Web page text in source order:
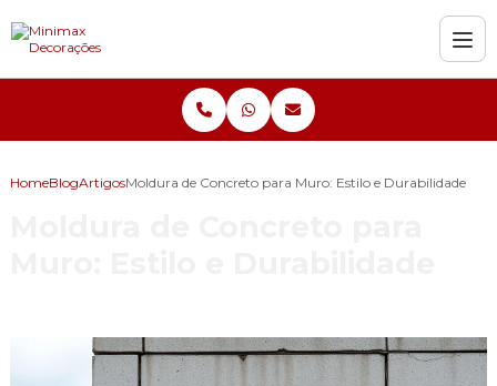
HomeBlogArtigosMoldura de Concreto para Muro: Estilo e Durabilidade